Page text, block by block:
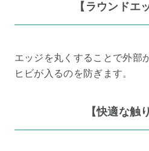
【ラウンドエ
エッジを丸くすることで外部
ヒビが入るのを防ぎます。
【快適な触